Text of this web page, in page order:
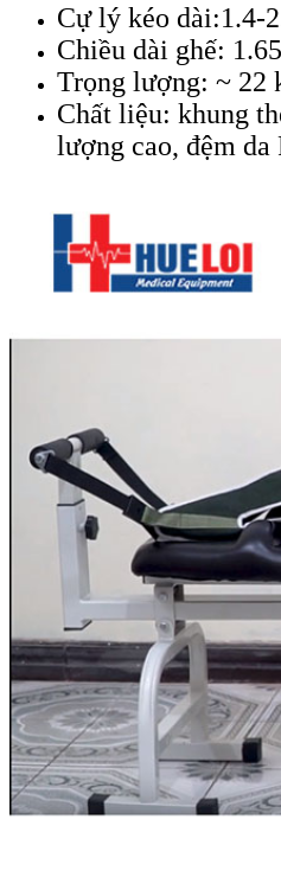
Cự lý kéo dài:1.4-
Chiều dài ghế:
Trọng lượng: ~ 22
Chất liệu: khung
lượng cao, đệm da